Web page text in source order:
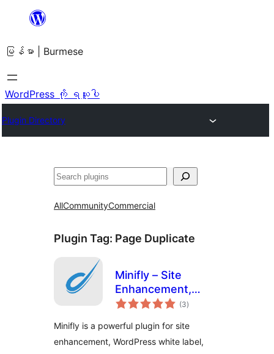
အကြောင်းအရာ
ကျော်သွား
ရန်
မြန်မာ | Burmese
WordPress ကို ရယူပါ
Plugin Directory
ရှာ
AllCommunityCommercial
Plugin Tag: Page Duplicate
Minifly – Site
Enhancement,
White Label and
Solution
(3total
ratings
)
Minifly is a powerful plugin for site
enhancement, WordPress white label,